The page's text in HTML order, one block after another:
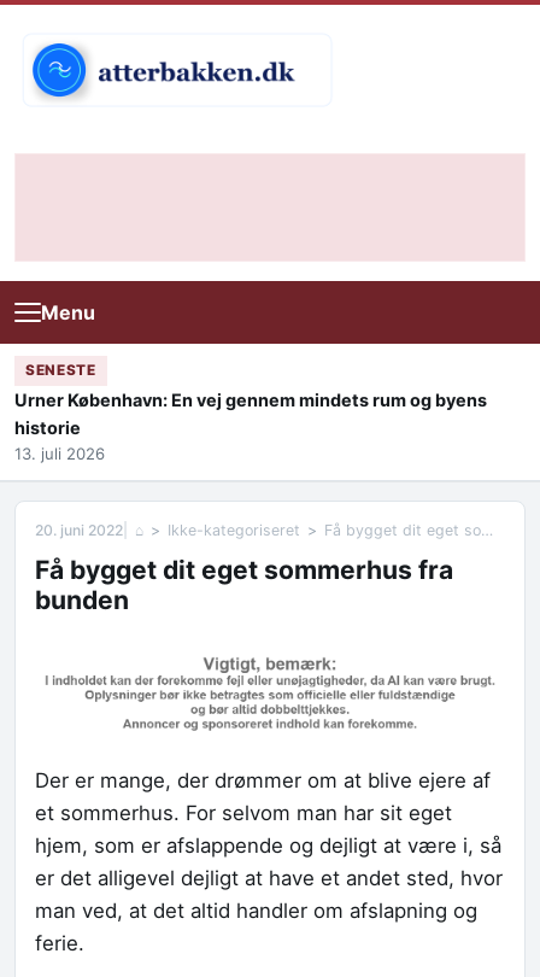
Menu
SENESTE
Urner København: En vej gennem mindets rum og byens
historie
13. juli 2026
20. juni 2022 ⌂ Ikke-kategoriseret Få bygget dit eget sommerhus fra bunden
Få bygget dit eget sommerhus fra
bunden
Der er mange, der drømmer om at blive ejere af
et sommerhus. For selvom man har sit eget
hjem, som er afslappende og dejligt at være i, så
er det alligevel dejligt at have et andet sted, hvor
man ved, at det altid handler om afslapning og
ferie.